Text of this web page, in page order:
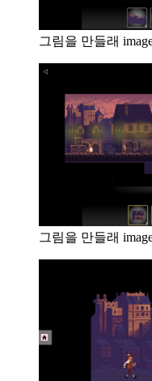
그림을 만들래
그림을 만들래